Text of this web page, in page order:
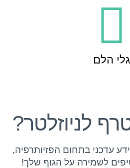
גלי הלם
לניוזלטר?
עדכני בתחום הפזיותרפיה,
לשמירה על הגוף שלך!